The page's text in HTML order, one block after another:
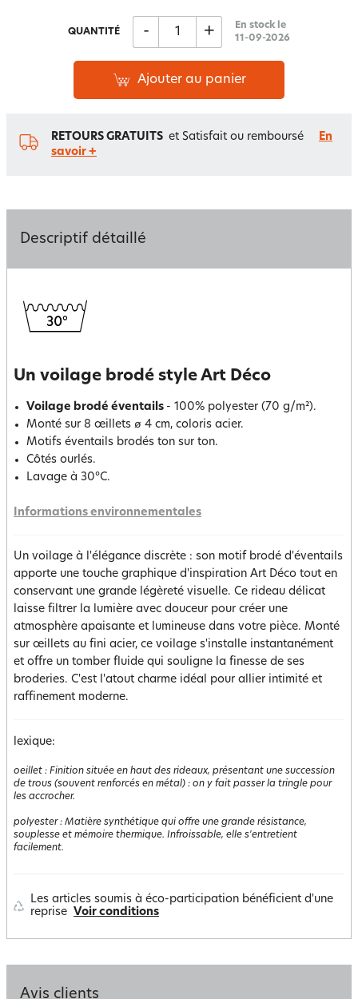
QUANTITÉ - +
En stock le
11-09-2026
Ajouter au panier
RETOURS GRATUITS et Satisfait ou remboursé
En
savoir +
Descriptif détaillé
Un voilage brodé style Art Déco
Voilage brodé éventails - 100% polyester (70 g/m²).
Monté sur 8 œillets ø 4 cm, coloris acier.
Motifs éventails brodés ton sur ton.
Côtés ourlés.
Lavage à 30°C.
Informations environnementales
Un voilage à l'élégance discrète : son motif brodé d'éventails
apporte une touche graphique d'inspiration Art Déco tout en
conservant une grande légèreté visuelle. Ce rideau délicat
laisse filtrer la lumière avec douceur pour créer une
atmosphère apaisante et lumineuse dans votre pièce. Monté
sur œillets au fini acier, ce voilage s'installe instantanément
et offre un tomber fluide qui souligne la finesse de ses
broderies. C'est l'atout charme idéal pour allier intimité et
raffinement moderne.
lexique:
oeillet : Finition située en haut des rideaux, présentant une succession
de trous (souvent renforcés en métal) : on y fait passer la tringle pour
les accrocher.
polyester: Matière synthétique qui offre une grande résistance,
souplesse et mémoire thermique. Infroissable, elle s'entretient
facilement.
Les articles soumis à éco-participation bénéficient d'une
reprise Voir conditions
Avis clients